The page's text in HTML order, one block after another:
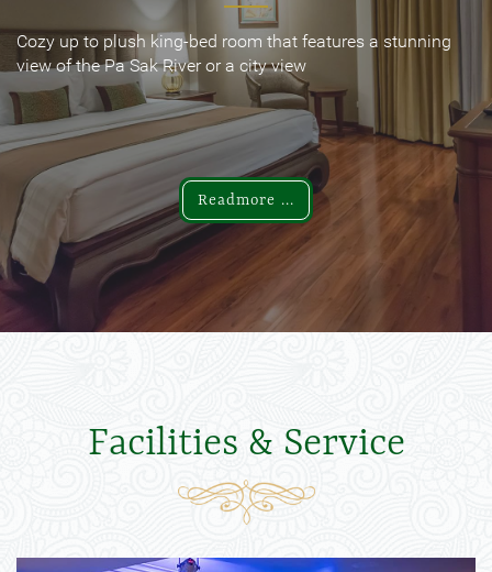
Cozy up to plush king-bed room that features a stunning
view of the Pa Sak River or a city view
Readmore ...
Cozy up to plush king-bed room that features a stunning
view of the Pa Sak River or a city view
Readmore ...
Facilities & Service